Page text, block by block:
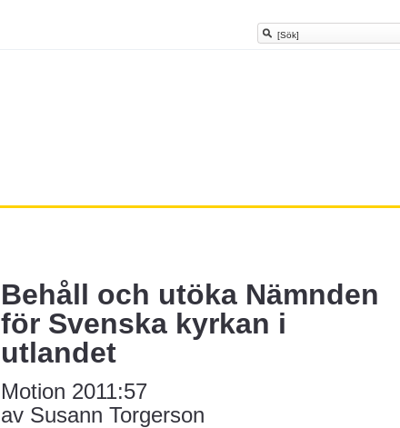
Behåll och utöka Nämnden
för Svenska kyrkan i
utlandet
Motion 2011:57
av Susann Torgerson